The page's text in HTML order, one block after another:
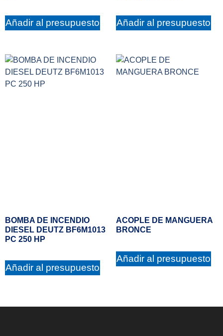
Añadir al presupuesto Añadir al presupuesto
BOMBA DE INCENDIO
DIESEL DEUTZ BF6M1013
PC 250 HP
Añadir al presupuesto
ACOPLE DE MANGUERA
BRONCE
Añadir al presupuesto